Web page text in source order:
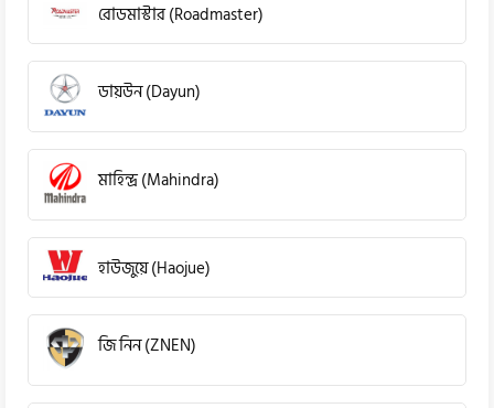
রোডমাস্টার (Roadmaster)
ডায়উন (Dayun)
মাহিন্দ্র (Mahindra)
হাউজুয়ে (Haojue)
জি নিন (ZNEN)